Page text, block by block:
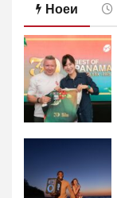
Ноеи